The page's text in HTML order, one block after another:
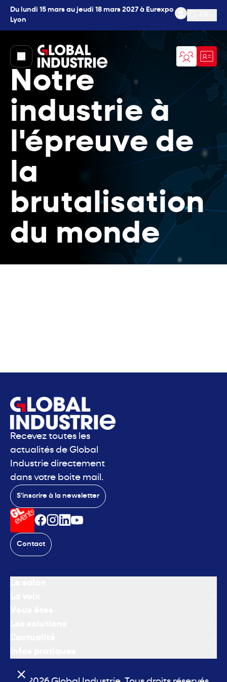
Du lundi 15 mars au jeudi 18 mars 2027 à Eurexpo
Lyon
Ouvrir
page.home
Notre
industrie à
l'épreuve de
la
brutalisation
du monde
Recevez toutes les
actualités de Global
Industrie directement
dans votre boite mail.
S'inscrire à la newsletter
Contact